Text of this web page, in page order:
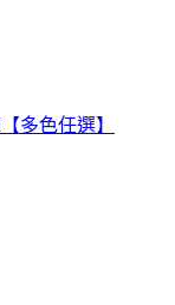
多色任選】